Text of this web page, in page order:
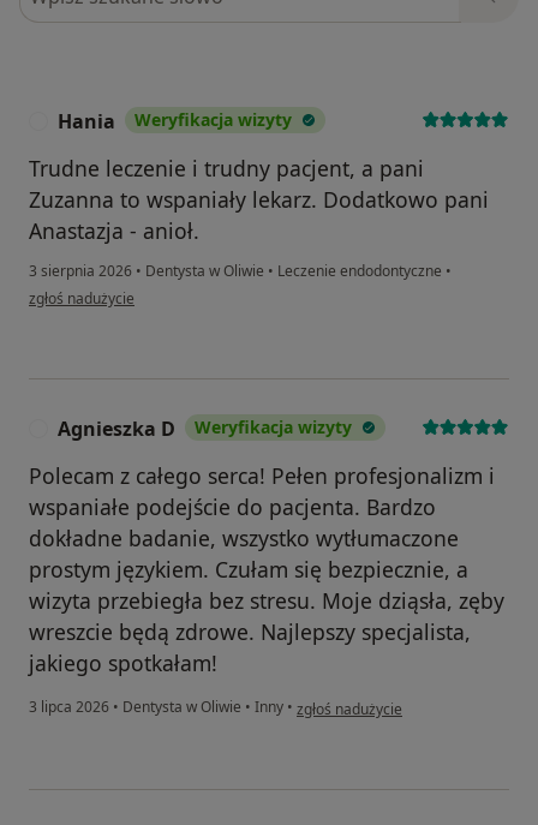
Hania Weryfikacja wizyty
Trudne leczenie i trudny pacjent, a pani
Zuzanna to wspaniały lekarz. Dodatkowo pani
Anastazja - anioł.
3 sierpnia 2026 • Dentysta w Oliwie • Leczenie endodontyczne •
w opinii użytkownika Hania
zgłoś nadużycie
Agnieszka D Weryfikacja wizyty
Polecam z całego serca! Pełen profesjonalizm i
wspaniałe podejście do pacjenta. Bardzo
dokładne badanie, wszystko wytłumaczone
prostym językiem. Czułam się bezpiecznie, a
wizyta przebiegła bez stresu. Moje dziąsła, zęby
wreszcie będą zdrowe. Najlepszy specjalista,
jakiego spotkałam!
3 lipca 2026 • Dentysta w Oliwie • Inny • w opinii użytkownika Agnieszka D
zgłoś nadużycie